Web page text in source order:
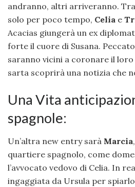
andranno, altri arriveranno.
solo per poco tempo, Celia e
Acacias giungerà un ex
forte il cuore di Susana.
saranno vicini a coronare il loro
sarta scoprirà una notizia che
Una Vita
spagnole:
Un’altra new entry sarà Marcia
quartiere spagnolo, come
l’avvocato vedovo di Celia. In
ingaggiata da Ursula per